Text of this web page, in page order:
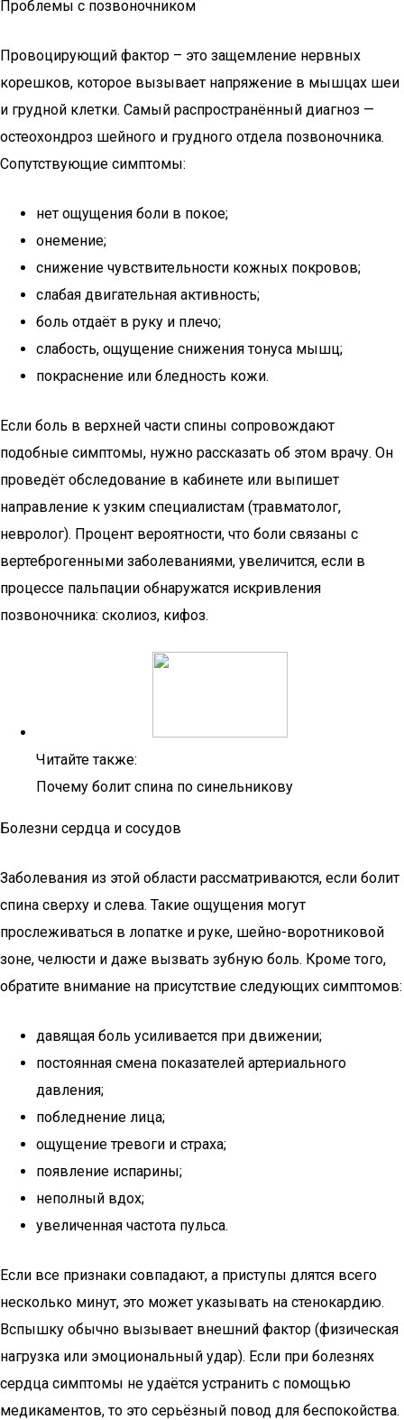
Проблемы с позвоночником
Провоцирующий фактор – это защемление нервных
корешков, которое вызывает напряжение в мышцах шеи
и грудной клетки. Самый распространённый диагноз —
остеохондроз шейного и грудного отдела позвоночника.
Сопутствующие симптомы:
нет ощущения боли в покое;
онемение;
снижение чувствительности кожных покровов;
слабая двигательная активность;
боль отдаёт в руку и плечо;
слабость, ощущение снижения тонуса мышц;
покраснение или бледность кожи.
Если боль в верхней части спины сопровождают
подобные симптомы, нужно рассказать об этом врачу. Он
проведёт обследование в кабинете или выпишет
направление к узким специалистам (травматолог,
невролог). Процент вероятности, что боли связаны с
вертеброгенными заболеваниями, увеличится, если в
процессе пальпации обнаружатся искривления
позвоночника: сколиоз, кифоз.
Читайте также:
Почему болит спина по синельникову
Болезни сердца и сосудов
Заболевания из этой области рассматриваются, если болит
спина сверху и слева. Такие ощущения могут
прослеживаться в лопатке и руке, шейно-воротниковой
зоне, челюсти и даже вызвать зубную боль. Кроме того,
обратите внимание на присутствие следующих симптомов:
давящая боль усиливается при движении;
постоянная смена показателей артериального
давления;
побледнение лица;
ощущение тревоги и страха;
появление испарины;
неполный вдох;
увеличенная частота пульса.
Если все признаки совпадают, а приступы длятся всего
несколько минут, это может указывать на стенокардию.
Вспышку обычно вызывает внешний фактор (физическая
нагрузка или эмоциональный удар). Если при болезнях
сердца симптомы не удаётся устранить с помощью
медикаментов, то это серьёзный повод для беспокойства.